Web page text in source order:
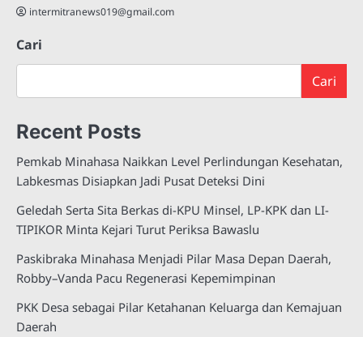
intermitranews019@gmail.com
Cari
Cari
Recent Posts
Pemkab Minahasa Naikkan Level Perlindungan Kesehatan,
Labkesmas Disiapkan Jadi Pusat Deteksi Dini
Geledah Serta Sita Berkas di-KPU Minsel, LP-KPK dan LI-
TIPIKOR Minta Kejari Turut Periksa Bawaslu
Paskibraka Minahasa Menjadi Pilar Masa Depan Daerah,
Robby–Vanda Pacu Regenerasi Kepemimpinan
PKK Desa sebagai Pilar Ketahanan Keluarga dan Kemajuan
Daerah